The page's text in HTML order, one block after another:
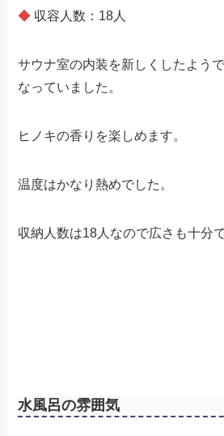
◆ 収容人数：18人
サウナ室の内装を新しくしたよう
なっていました。
ヒノキの香りを楽しめます。
温度はかなり熱めでした。
収納人数は18人なので広さも十分で
水風呂の雰囲気